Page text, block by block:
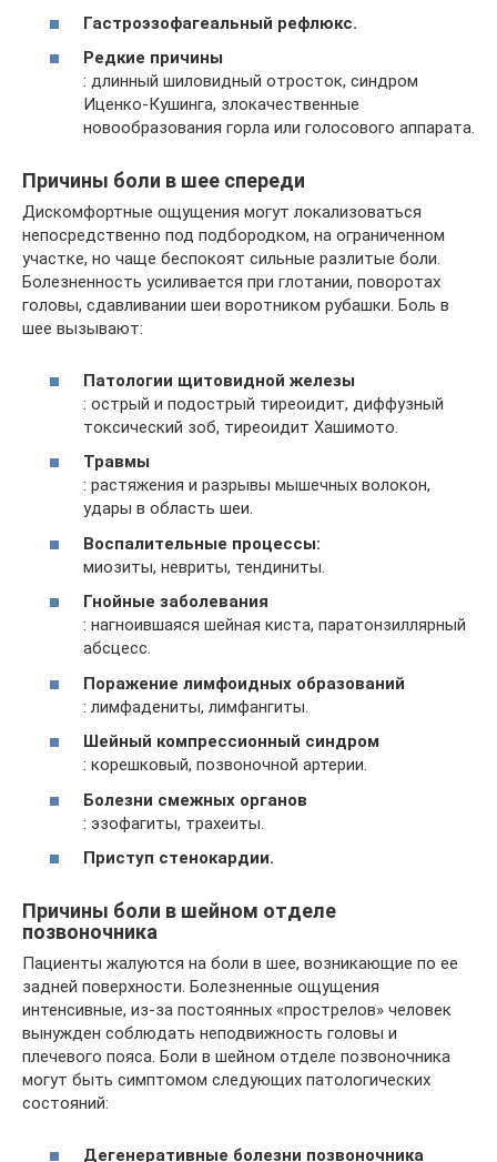
Гастроэзофагеальный рефлюкс.
Редкие причины
: длинный шиловидный отросток, синдром
Иценко-Кушинга, злокачественные
новообразования горла или голосового аппарата.
Причины боли в шее спереди
Дискомфортные ощущения могут локализоваться
непосредственно под подбородком, на ограниченном
участке, но чаще беспокоят сильные разлитые боли.
Болезненность усиливается при глотании, поворотах
головы, сдавливании шеи воротником рубашки. Боль в
шее вызывают:
Патологии щитовидной железы
: острый и подострый тиреоидит, диффузный
токсический зоб, тиреоидит Хашимото.
Травмы
: растяжения и разрывы мышечных волокон,
удары в область шеи.
Воспалительные процессы:
миозиты, невриты, тендиниты.
Гнойные заболевания
: нагноившаяся шейная киста, паратонзиллярный
абсцесс.
Поражение лимфоидных образований
: лимфадениты, лимфангиты.
Шейный компрессионный синдром
: корешковый, позвоночной артерии.
Болезни смежных органов
: эзофагиты, трахеиты.
Приступ стенокардии.
Причины боли в шейном отделе
позвоночника
Пациенты жалуются на боли в шее, возникающие по ее
задней поверхности. Болезненные ощущения
интенсивные, из-за постоянных «прострелов» человек
вынужден соблюдать неподвижность головы и
плечевого пояса. Боли в шейном отделе позвоночника
могут быть симптомом следующих патологических
состояний:
Дегенеративные болезни позвоночника